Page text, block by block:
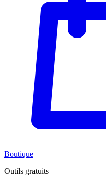
Boutique
Outils gratuits